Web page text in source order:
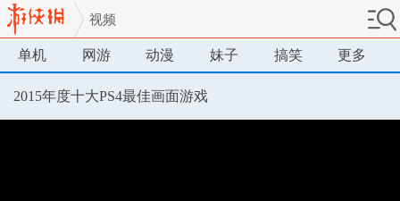
视频
单机 网游 动漫 妹子 搞笑 更多
2015年度十大PS4最佳画面游戏